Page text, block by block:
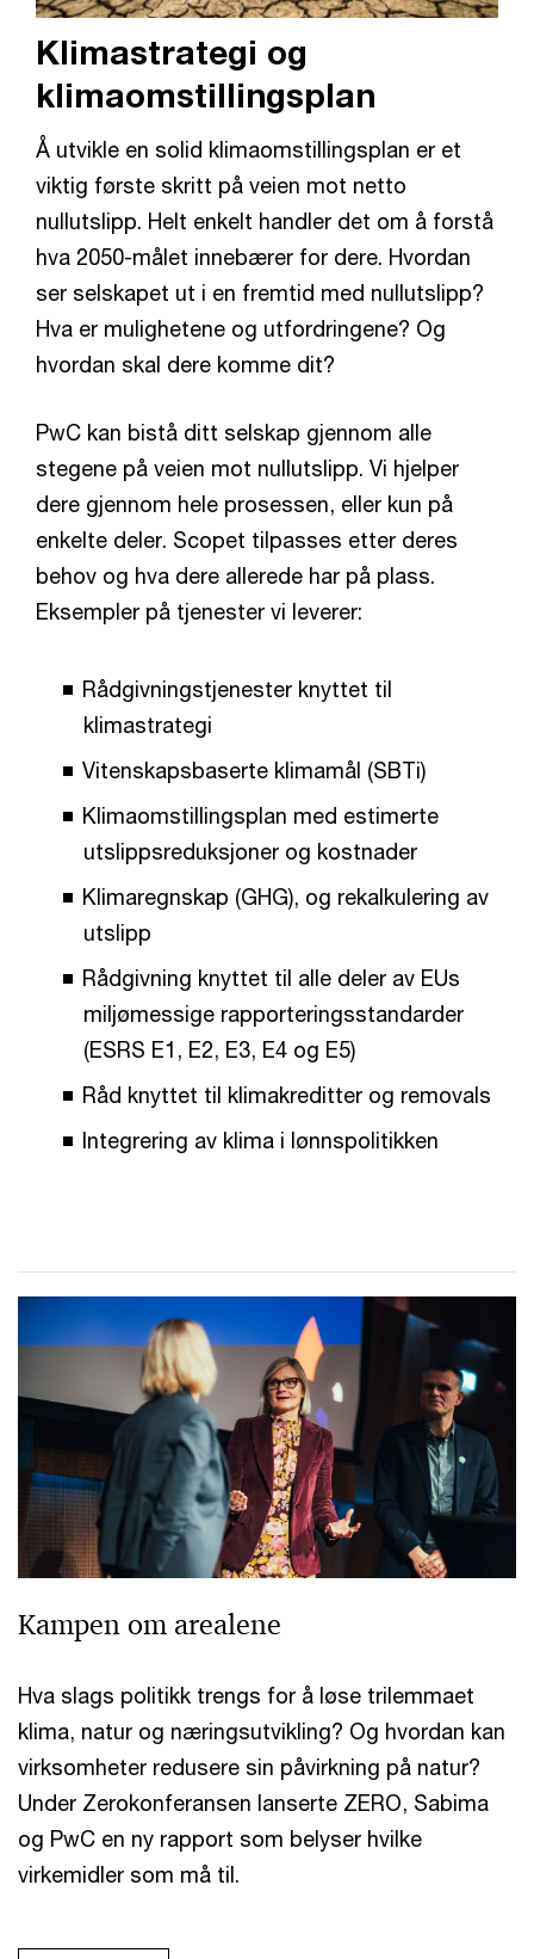
Klimastrategi og
klimaomstillingsplan
Å utvikle en solid klimaomstillingsplan er et
viktig første skritt på veien mot netto
nullutslipp. Helt enkelt handler det om å forstå
hva 2050-målet innebærer for dere. Hvordan
ser selskapet ut i en fremtid med nullutslipp?
Hva er mulighetene og utfordringene? Og
hvordan skal dere komme dit?
PwC kan bistå ditt selskap gjennom alle
stegene på veien mot nullutslipp. Vi hjelper
dere gjennom hele prosessen, eller kun på
enkelte deler. Scopet tilpasses etter deres
behov og hva dere allerede har på plass.
Eksempler på tjenester vi leverer:
Rådgivningstjenester knyttet til
klimastrategi
Vitenskapsbaserte klimamål (SBTi)
Klimaomstillingsplan med estimerte
utslippsreduksjoner og kostnader
Klimaregnskap (GHG), og rekalkulering av
utslipp
Rådgivning knyttet til alle deler av EUs
miljømessige rapporteringsstandarder
(ESRS E1, E2, E3, E4 og E5)
Råd knyttet til klimakreditter og removals
Integrering av klima i lønnspolitikken
Kampen om arealene
Hva slags politikk trengs for å løse trilemmaet
klima, natur og næringsutvikling? Og hvordan kan
virksomheter redusere sin påvirkning på natur?
Under Zerokonferansen lanserte ZERO, Sabima
og PwC en ny rapport som belyser hvilke
virkemidler som må til.